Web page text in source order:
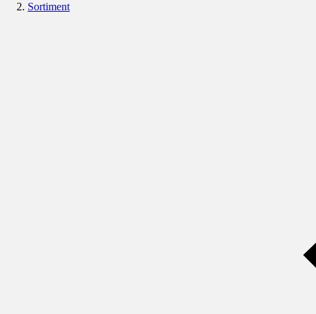
Sortiment